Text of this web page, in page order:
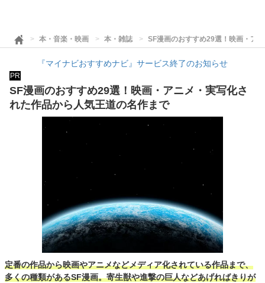
本・音楽・映画 本・雑誌 SF漫画のおすすめ29選！映画・ア
『マイナビおすすめナビ』サービス終了のお知らせ
PR
SF漫画のおすすめ29選！映画・アニメ・実写化さ
れた作品から人気王道の名作まで
定番の作品から映画やアニメなどメディア化されている作品まで、
多くの種類があるSF漫画。寄生獣や進撃の巨人などあげればきりが